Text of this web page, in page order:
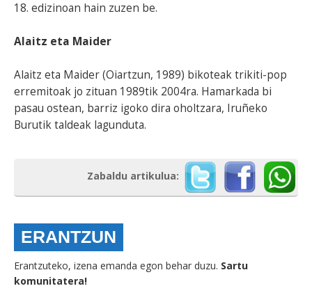
18. edizinoan hain zuzen be.
Alaitz eta Maider
Alaitz eta Maider (Oiartzun, 1989) bikoteak trikiti-pop
erremitoak jo zituan 1989tik 2004ra. Hamarkada bi
pasau ostean, barriz igoko dira oholtzara, Iruñeko
Burutik taldeak lagunduta.
Zabaldu artikulua:
ERANTZUN
Erantzuteko, izena emanda egon behar duzu. Sartu
komunitatera!